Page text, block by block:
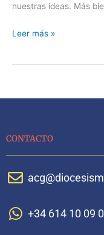
nuestras ideas. Más
Leer más »
CONTACTO
+34 614 10 09